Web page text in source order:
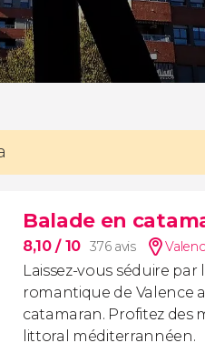
Balade en
8,10/ 10 376 avis
Laissez-vous séduire par
romantique de Valence
catamaran. Profitez des
littoral méditerrannéen.